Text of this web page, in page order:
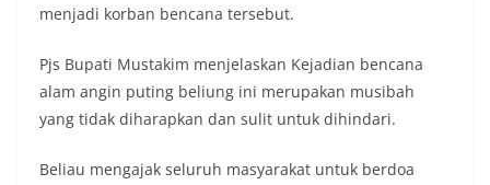
menjadi korban bencana tersebut.
Pjs Bupati Mustakim menjelaskan Kejadian bencana
alam angin puting beliung ini merupakan musibah
yang tidak diharapkan dan sulit untuk dihindari.
Beliau mengajak seluruh masyarakat untuk berdoa